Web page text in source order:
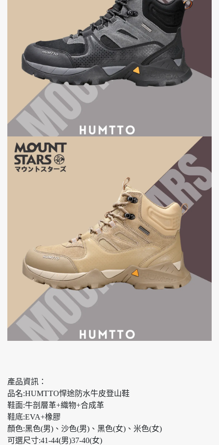
產品資訊：
品名:HUMTTO悍途防水牛皮登山鞋
鞋面:牛剖層革+織物+合成革
鞋底:EVA+橡膠
顏色:黑色(男)、沙色(男)、黑色(女)、米色(女)
可選尺寸:41-44(男)37-40(女)